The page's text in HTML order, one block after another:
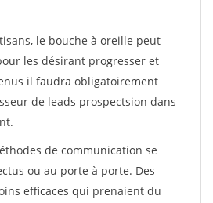
le bouche à oreille peut
les désirant progresser et
il faudra obligatoirement
de leads prospectsion dans
de communication se
ou au porte à porte. Des
efficaces qui prenaient du